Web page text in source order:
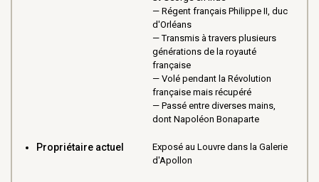
Régent français Philippe II, duc
d'Orléans
Transmis à travers plusieurs
générations de la royauté
française
Volé pendant la Révolution
française mais récupéré
Passé entre diverses mains,
dont Napoléon Bonaparte
Propriétaire actuel
Exposé au Louvre dans la Galerie
d'Apollon